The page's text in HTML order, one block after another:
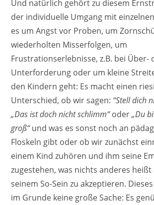
Und natürlich gehört zu diesem
der individuelle Umgang mit
es um Angst vor Proben, um
wiederholten Misserfolgen, um
Frustrationserlebnisse, z.B. bei Über-
Unterforderung oder um kleine
den Kindern geht: Es macht einen
Unterschied, ob wir sagen: “Stell dich
„Das ist doch nicht schlimm“oder„Du
groß“und was es sonst noch an
Floskeln gibt oder ob wir zunächst
einem Kind zuhören und ihm seine
zugestehen, was nichts anderes heißt
seinem So-Sein zu akzeptieren.
im Grunde keine große Sache: Es